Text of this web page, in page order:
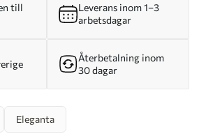
till
Leverans inom 1–3
arbetsdagar
Återbetalning inom
30 dagar
Eleganta